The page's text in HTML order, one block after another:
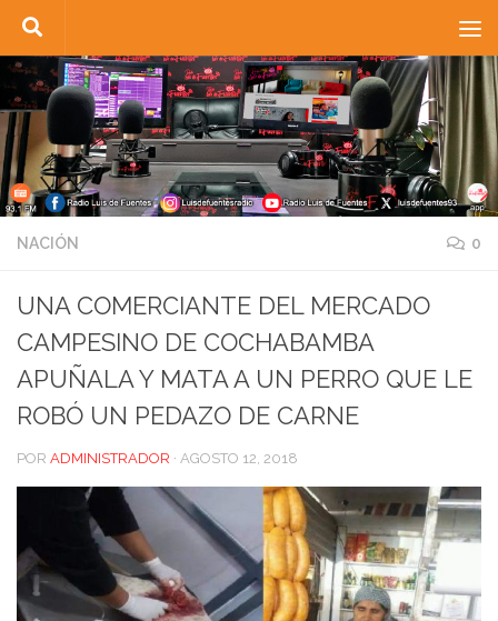
Saltar al contenido
NACIÓN 0
UNA COMERCIANTE DEL MERCADO
CAMPESINO DE COCHABAMBA
APUÑALA Y MATA A UN PERRO QUE LE
ROBÓ UN PEDAZO DE CARNE
POR ADMINISTRADOR · AGOSTO 12, 2018